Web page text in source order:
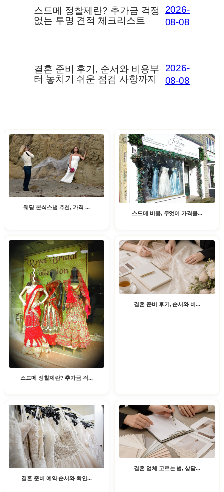
스드메 정찰제란? 추가금 걱정
없는 투명 견적 체크리스트
2026-
08-08
결혼 준비 후기, 순서와 비용부
터 놓치기 쉬운 점검 사항까지
2026-
08-08
웨딩 본식스냅 추천, 가격 ...
스드메 비용, 무엇이 가격을...
스드메 정찰제란? 추가금 걱...
결혼 준비 후기, 순서와 비...
결혼 준비 예약 순서와 확인...
결혼 업체 고르는 법, 상담...